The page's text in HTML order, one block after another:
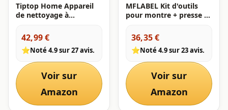
Tiptop Home Appareil
de nettoyage à
450 ml, avec 4 réglages
de temps 45 kHz,
nettoyeur à ultrasons
professionnel pour
bijoux, lunettes,
montres, argent,
bagues, colliers, rasi
42,99 €
⭐Noté 4.9 sur 27 avis.
Voir sur
Amazon
MFLABEL Kit d'outils
pour montre + presse à
outil de réparation
d'horloger, outil
d'horlogerie, outil de
verrouillage de montre,
outil d'insertion,
changement de pile
36,35 €
⭐Noté 4.9 sur 23 avis.
Voir sur
Amazon